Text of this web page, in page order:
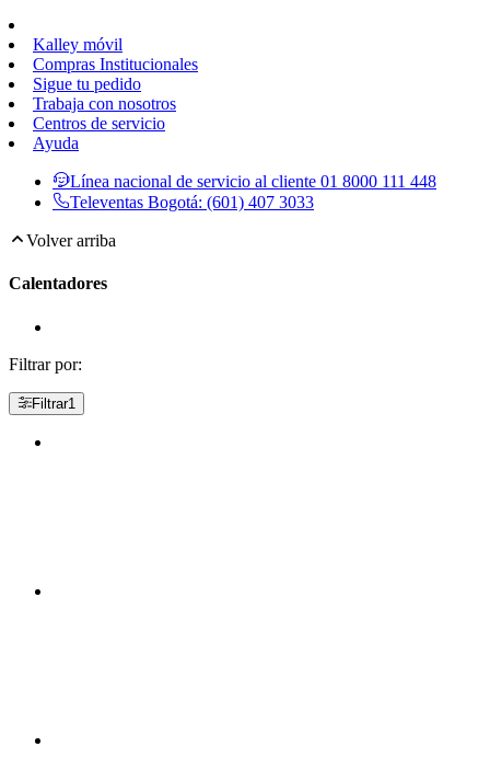
Kalley móvil
Compras Institucionales
Sigue tu pedido
Trabaja con nosotros
Centros de servicio
Ayuda
Línea nacional de servicio al cliente 01 8000 111 448
Televentas Bogotá: (601) 407 3033
Volver arriba
Calentadores
Filtrar por:
Filtrar1